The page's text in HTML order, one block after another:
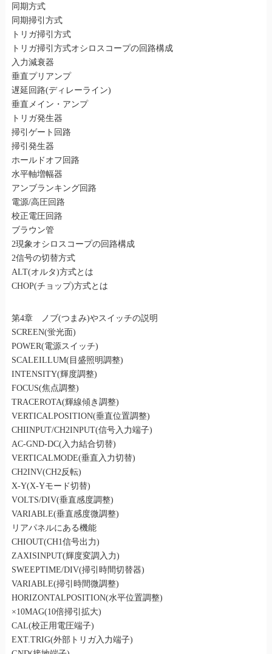
同期方式
同期掃引方式
トリガ掃引方式
トリガ掃引方式オシロスコープの回路構成
入力減衰器
垂直プリアンプ
遅延回路(ディレーライン)
垂直メイン・アンプ
トリガ発生器
掃引ゲート回路
掃引発生器
ホールドオフ回路
水平軸増幅器
アンブランキング回路
電源/高圧回路
校正電圧回路
ブラウン管
2現象オシロスコープの回路構成
2信号の切替方式
ALT(オルタ)方式とは
CHOP(チョップ)方式とは
第4章 ノブ(つまみ)やスイッチの説明
SCREEN(蛍光面)
POWER(電源スイッチ)
SCALEILLUM(目盛照明調整)
INTENSITY(輝度調整)
FOCUS(焦点調整)
TRACEROTA(輝線傾き調整)
VERTICALPOSITION(垂直位置調整)
CHIINPUT/CH2INPUT(信号入力端子)
AC-GND-DC(入力結合切替)
VERTICALMODE(垂直入力切替)
CH2INV(CH2反転)
X-Y(X-Yモード切替)
VOLTS/DIV(垂直感度調整)
VARIABLE(垂直感度微調整)
リアパネルにある機能
CHIOUT(CH1信号出力)
ZAXISINPUT(輝度変調入力)
SWEEPTIME/DIV(掃引時間切替器)
VARIABLE(掃引時間微調整)
HORIZONTALPOSITION(水平位置調整)
×10MAG(10倍掃引拡大)
CAL(校正用電圧端子)
EXT.TRIG(外部トリガ入力端子)